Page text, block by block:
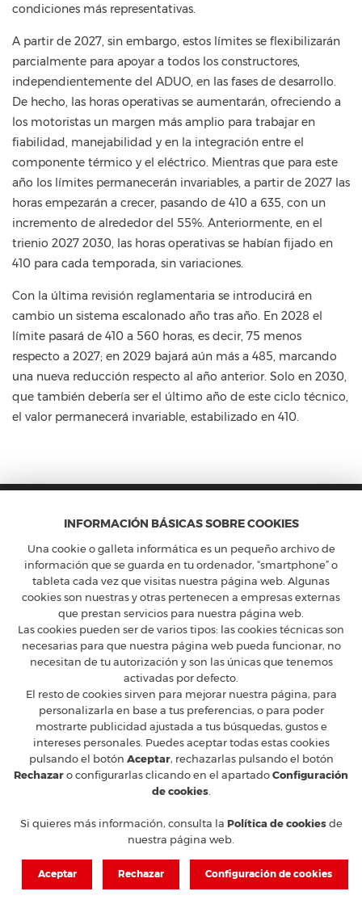
condiciones más representativas.
A partir de 2027, sin embargo, estos límites se flexibilizarán
parcialmente para apoyar a todos los constructores,
independientemente del ADUO, en las fases de desarrollo.
De hecho, las horas operativas se aumentarán, ofreciendo a
los motoristas un margen más amplio para trabajar en
fiabilidad, manejabilidad y en la integración entre el
componente térmico y el eléctrico. Mientras que para este
año los límites permanecerán invariables, a partir de 2027 las
horas empezarán a crecer, pasando de 410 a 635, con un
incremento de alrededor del 55%. Anteriormente, en el
trienio 2027 2030, las horas operativas se habían fijado en
410 para cada temporada, sin variaciones.
Con la última revisión reglamentaria se introducirá en
cambio un sistema escalonado año tras año. En 2028 el
límite pasará de 410 a 560 horas, es decir, 75 menos
respecto a 2027; en 2029 bajará aún más a 485, marcando
una nueva reducción respecto al año anterior. Solo en 2030,
que también debería ser el último año de este ciclo técnico,
el valor permanecerá invariable, estabilizado en 410.
FERRARI CLUB ESPAÑA
Calle Constancia 41, entreplanta - 28002 Madrid
T+34 91 5754160Mferrari@ferrariclubespana.com
HLunes a jueves de 9:00 a 17:30h, viernes de 9:00 a 15:00h.
CLUB FERRARI
EN LAS REDES
FERRARI OFICIAL
MUNDO FERRARI
© 2026 Ferrari Club España
Aviso legal y protección de Datos
Condiciones de venta
Política de cookies
Responsable Web y Comunicación Fede García | Diseño, desarrollo y
alojamiento
INFORMACIÓN BÁSICAS SOBRE COOKIES
Una cookie o galleta informática es un pequeño archivo de
información que se guarda en tu ordenador, “smartphone” o
tableta cada vez que visitas nuestra página web. Algunas
cookies son nuestras y otras pertenecen a empresas externas
que prestan servicios para nuestra página web.
Las cookies pueden ser de varios tipos: las cookies técnicas son
necesarias para que nuestra página web pueda funcionar, no
necesitan de tu autorización y son las únicas que tenemos
activadas por defecto.
El resto de cookies sirven para mejorar nuestra página, para
personalizarla en base a tus preferencias, o para poder
mostrarte publicidad ajustada a tus búsquedas, gustos e
intereses personales. Puedes aceptar todas estas cookies
pulsando el botón Aceptar, rechazarlas pulsando el botón
Rechazaro configurarlas clicando en el apartadoConfiguración
de cookies.
Si quieres más información, consulta la Política de cookiesde
nuestra página web.
Aceptar Rechazar Configuración de cookies